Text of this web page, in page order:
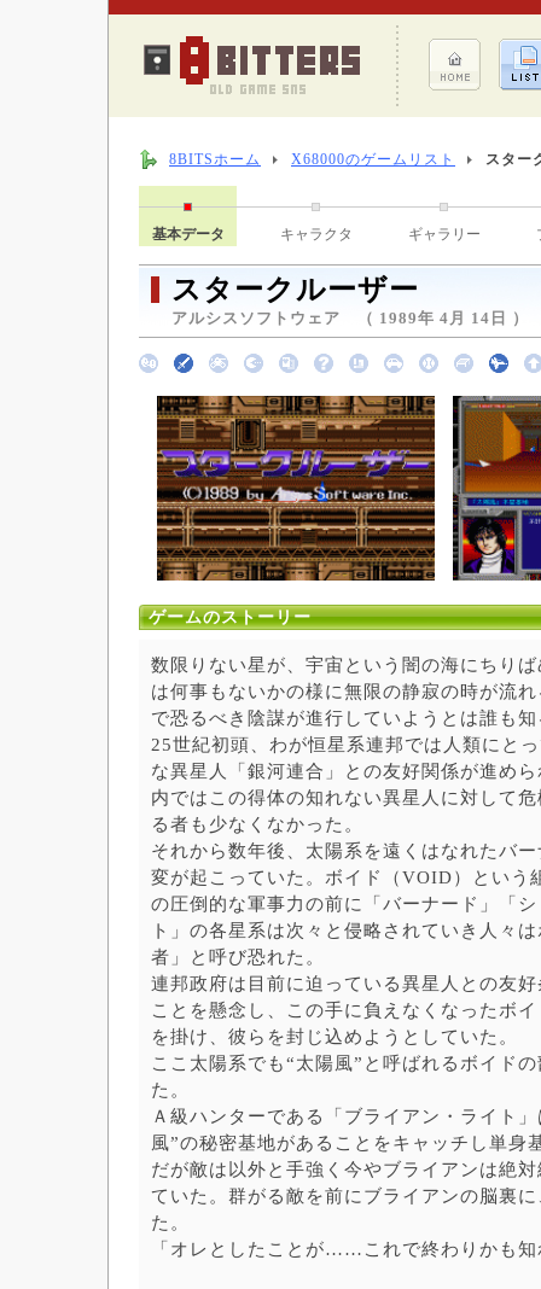
8BITSホーム X68000のゲームリスト スター
基本データ キャラクタ ギャラリー
スタークルーザー
アルシスソフトウェア （ 1989年 4月 14日 ）
ゲームのストーリー
数限りない星が、宇宙という闇の海にちり
は何事もないかの様に無限の静寂の時が流
で恐るべき陰謀が進行していようとは誰も
25世紀初頭、わが恒星系連邦では人類にと
な異星人「銀河連合」との友好関係が進め
内ではこの得体の知れない異星人に対して
る者も少なくなかった。
それから数年後、太陽系を遠くはなれたバ
変が起こっていた。ボイド（VOID）という
の圧倒的な軍事力の前に「バーナード」「
ト」の各星系は次々と侵略されていき人々
者」と呼び恐れた。
連邦政府は目前に迫っている異星人との友
ことを懸念し、この手に負えなくなったボ
を掛け、彼らを封じ込めようとしていた。
ここ太陽系でも“太陽風”と呼ばれるボイド
た。
Ａ級ハンターである「ブライアン・ライト
風”の秘密基地があることをキャッチし単身
だが敵は以外と手強く今やブライアンは絶
ていた。群がる敵を前にブライアンの脳裏
た。
「オレとしたことが……これで終わりかも